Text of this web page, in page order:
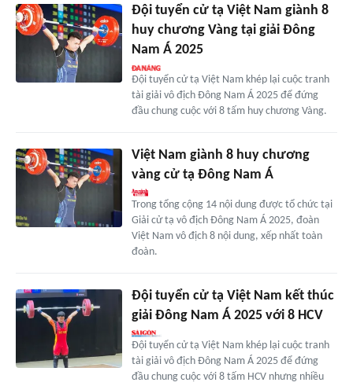
Đội tuyển cử tạ Việt Nam giành 8
huy chương Vàng tại giải Đông
Nam Á 2025
Đội tuyển cử tạ Việt Nam khép lại cuộc tranh
tài giải vô địch Đông Nam Á 2025 để đứng
đầu chung cuộc với 8 tấm huy chương Vàng.
Việt Nam giành 8 huy chương
vàng cử tạ Đông Nam Á
Trong tổng cộng 14 nội dung được tổ chức tại
Giải cử tạ vô địch Đông Nam Á 2025, đoàn
Việt Nam vô địch 8 nội dung, xếp nhất toàn
đoàn.
Đội tuyển cử tạ Việt Nam kết thúc
giải Đông Nam Á 2025 với 8 HCV
Đội tuyển cử tạ Việt Nam khép lại cuộc tranh
tài giải vô địch Đông Nam Á 2025 để đứng
đầu chung cuộc với 8 tấm HCV nhưng nhiều